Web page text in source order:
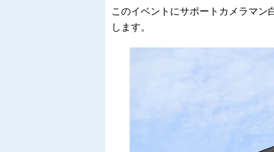
このイベントにサポートカメラマン
します。